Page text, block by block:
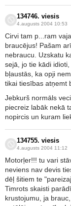
134746. viesis
4.augusts 2004 10:53
Cirvi tam p...ram
braucējus! Pašam
nebraucu. Uzskatu
sejā, jo tie kādi
bļaustās, ka opji
tikai tiesības atņemt
Jebkurš normāls
piecreiz labāk nekā
nopircis un kuram
134755. viesis
4.augusts 2004 11:12
Motorļer!!! tu vari
neviens nav devis
dēļ šitiem te
Timrots skaisti
krustojumu, ja